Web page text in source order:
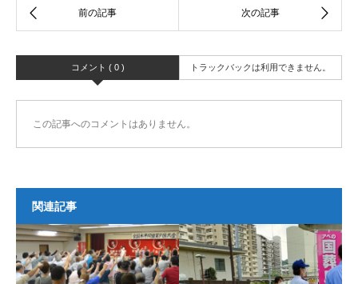
コメント ( 0 ) トラックバックは利用できません。
この記事へのコメントはありません。
関連記事